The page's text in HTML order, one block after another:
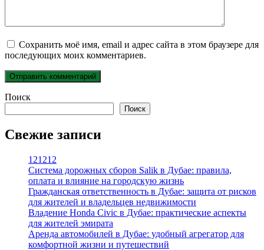
Сохранить моё имя, email и адрес сайта в этом браузере для
последующих моих комментариев.
Поиск
Поиск
Свежие записи
121212
Система дорожных сборов Salik в Дубае: правила,
оплата и влияние на городскую жизнь
Гражданская ответственность в Дубае: защита от рисков
для жителей и владельцев недвижимости
Владение Honda Civic в Дубае: практические аспекты
для жителей эмирата
Аренда автомобилей в Дубае: удобный агрегатор для
комфортной жизни и путешествий